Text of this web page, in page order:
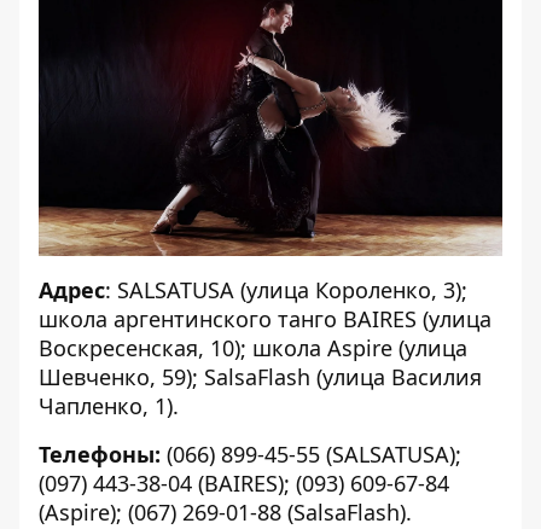
Адрес: SALSATUSA (улица Короленко, 3);
школа аргентинского танго BAIRES (улица
Воскресенская, 10); школа Aspire (улица
Шевченко, 59); SalsaFlash (улица Василия
Чапленко, 1).
Телефоны: (066) 899-45-55 (SALSATUSA);
(097) 443-38-04 (BAIRES); (093) 609-67-84
(Aspire); (067) 269-01-88 (SalsaFlash).